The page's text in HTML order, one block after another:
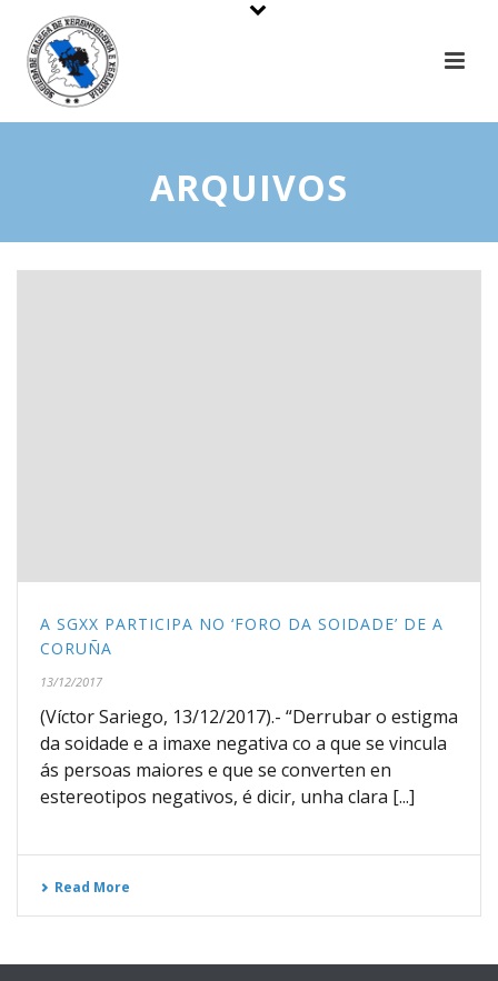
ARQUIVOS
A SGXX PARTICIPA NO ‘FORO DA SOIDADE’ DE A
CORUÑA
13/12/2017
(Víctor Sariego, 13/12/2017).- “Derrubar o estigma
da soidade e a imaxe negativa co a que se vincula
ás persoas maiores e que se converten en
estereotipos negativos, é dicir, unha clara [...]
Read More